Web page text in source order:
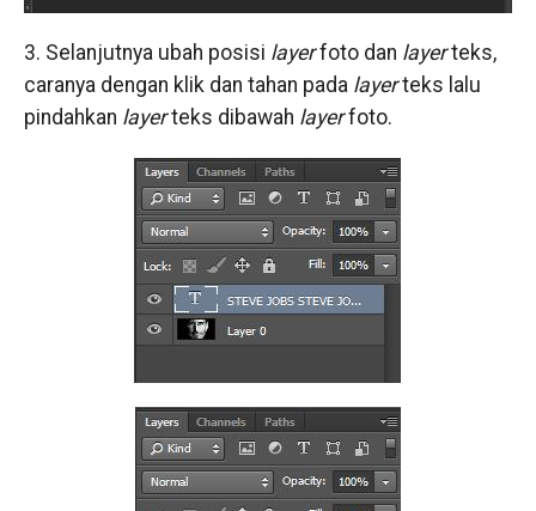
3. Selanjutnya ubah posisi layerfoto dan layerteks,
caranya dengan klik dan tahan pada layerteks lalu
pindahkan layerteks dibawah layerfoto.